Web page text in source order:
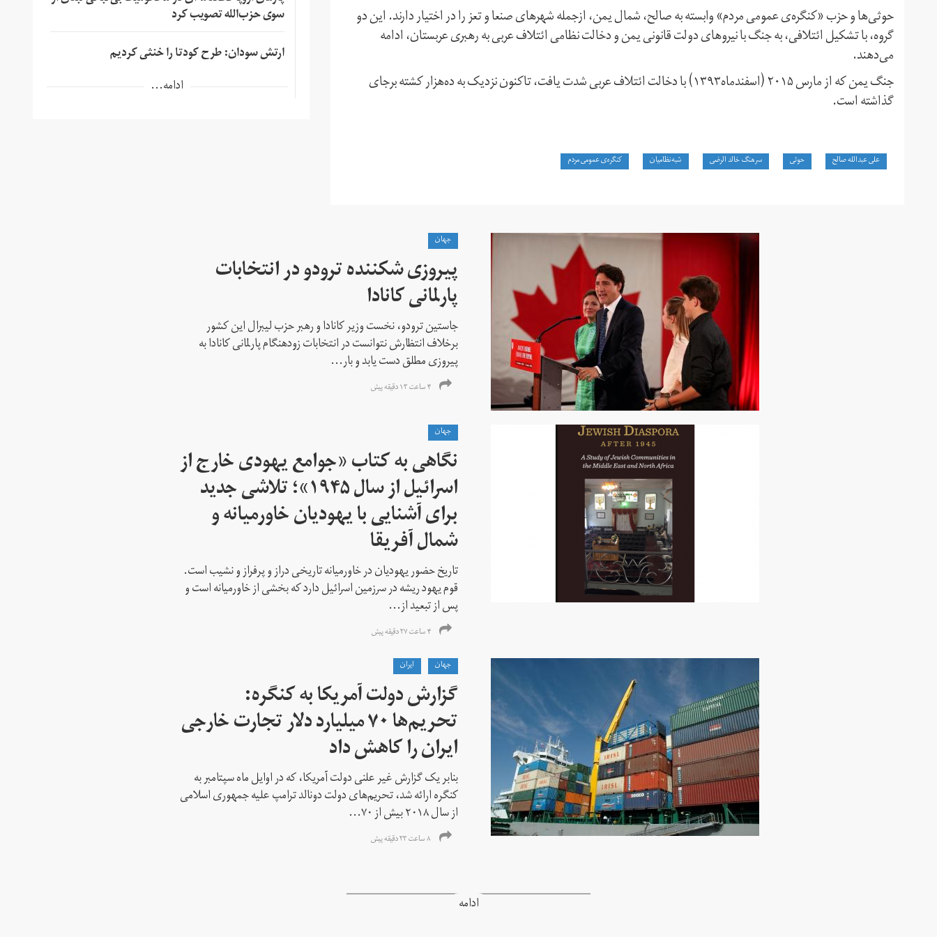
حوثی‌ها و حزب «کنگره‌ی عمومی مردم» وابسته به صالح، شمال یمن، ازجمله شهرهای صنعا و تعز را در اختیار دارند. این دو
گروه، با تشکیل ائتلافی، به جنگ با نیروهای دولت قانونی یمن و دخالت نظامی ائتلاف عربی به رهبری عربستان، ادامه
می‌دهند.
جنگ یمن که از مارس ۲۰۱۵ (اسفندماه۱۳۹۳) با دخالت ائتلاف عربی شدت یافت، تاکنون نزدیک به ده‌هزار کشته برجای
گذاشته است.
علی عبدالله صالح حوثی سرهنگ خالد الرضی شبه‌نظامیان کنگره‌ی عمومی مردم
سوی حزب‌الله تصویب کرد
ارتش سودان: طرح کودتا را خنثی کردیم
ادامه...
جهان
پیروزی شکننده ترودو در انتخابات
پارلمانی کانادا
جاستین ترودو، نخست وزیر کانادا و رهبر حزب لیبرال این کشور
برخلاف انتظارش نتوانست در انتخابات زود‌هنگام پارلمانی کانادا به
پیروزی مطلق دست یابد و بار...
۴ ساعت ۱۳ دقیقه پیش
جهان
نگاهی به کتاب «جوامع یهودی خارج از
اسرائیل از سال ۱۹۴۵»؛ تلاشی جدید
برای آشنایی با یهودیان خاورمیانه و
شمال آفریقا
تاریخ حضور یهودیان در خاورمیانه تاریخی دراز و پرفراز و نشیب است.
قوم یهود ریشه در سرزمین اسرائیل دارد که بخشی از خاورمیانه است و
پس از تبعید از...
۴ ساعت ۲۷ دقیقه پیش
جهان
ايران
گزارش دولت آمریکا به کنگره:
تحریم‌ها ۷۰ میلیارد دلار تجارت خارجی
ایران را کاهش داد
بنابر یک گزارش غیر علنی دولت آمریکا، که در اوایل ماه سپتامبر به
کنگره ارائه شد، تحریم‌های دولت دونالد ترامپ علیه جمهوری اسلامی
از سال ۲۰۱۸ بیش از ۷۰...
۸ ساعت ۲۳ دقیقه پیش
ادامه